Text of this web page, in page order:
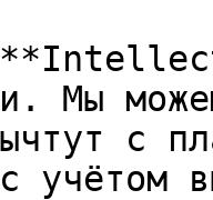
Мы
с
учётом